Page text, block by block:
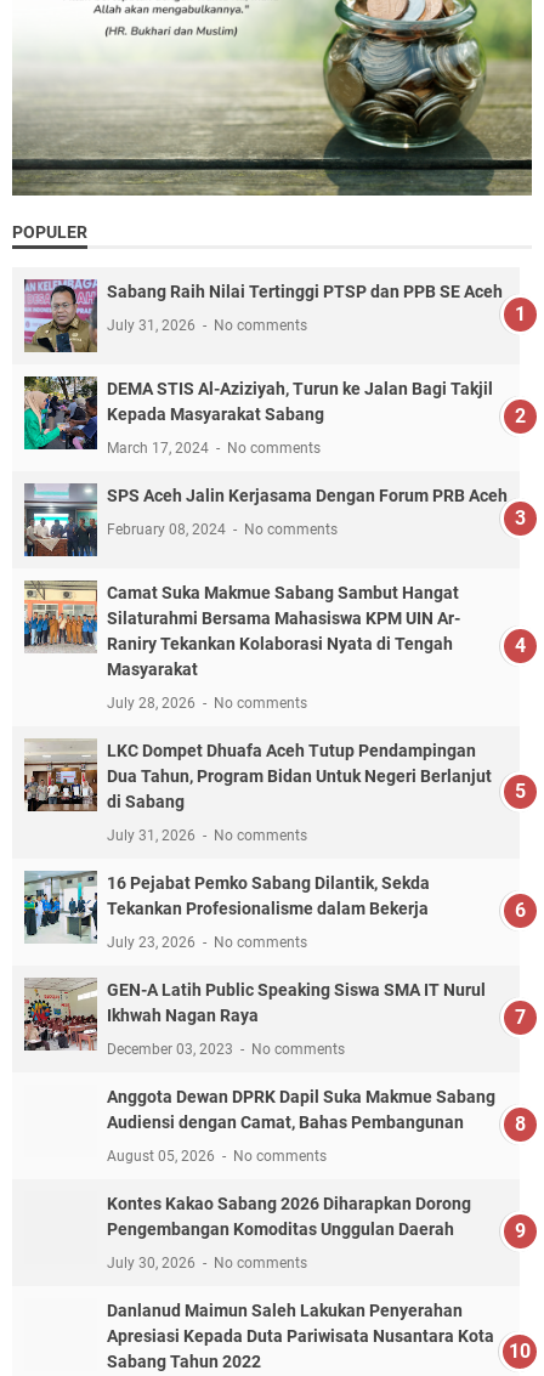
POPULER
Sabang Raih Nilai Tertinggi PTSP dan PPB SE Aceh
July 31, 2026 No comments
DEMA STIS Al-Aziziyah, Turun ke Jalan Bagi Takjil
Kepada Masyarakat Sabang
March 17, 2024 No comments
SPS Aceh Jalin Kerjasama Dengan Forum PRB Aceh
February 08, 2024 No comments
Camat Suka Makmue Sabang Sambut Hangat
Silaturahmi Bersama Mahasiswa KPM UIN Ar-
Raniry Tekankan Kolaborasi Nyata di Tengah
Masyarakat
July 28, 2026 No comments
LKC Dompet Dhuafa Aceh Tutup Pendampingan
Dua Tahun, Program Bidan Untuk Negeri Berlanjut
di Sabang
July 31, 2026 No comments
16 Pejabat Pemko Sabang Dilantik, Sekda
Tekankan Profesionalisme dalam Bekerja
July 23, 2026 No comments
GEN-A Latih Public Speaking Siswa SMA IT Nurul
Ikhwah Nagan Raya
December 03, 2023 No comments
Anggota Dewan DPRK Dapil Suka Makmue Sabang
Audiensi dengan Camat, Bahas Pembangunan
August 05, 2026 No comments
Kontes Kakao Sabang 2026 Diharapkan Dorong
Pengembangan Komoditas Unggulan Daerah
July 30, 2026 No comments
Danlanud Maimun Saleh Lakukan Penyerahan
Apresiasi Kepada Duta Pariwisata Nusantara Kota
Sabang Tahun 2022